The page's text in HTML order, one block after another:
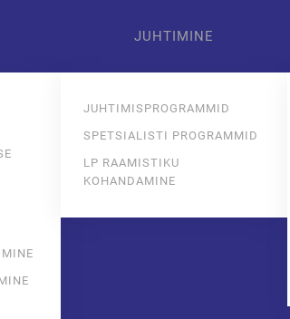
JUHTIMINE
JUHTIMISPROGRAMMID
SPETSIALISTI PROGRAMMID
LP RAAMISTIKU
KOHANDAMINE